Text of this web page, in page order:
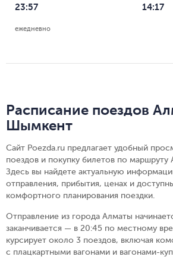
23:57 14:17
ежедневно
Расписание поездов
Шымкент
Сайт Poezda.ru предлагает удобный
поездов и покупку билетов по
Здесь вы найдете актуальную
отправления, прибытия, ценах и
комфортного планирования поездки.
Отправление из города Алматы
заканчивается — в 20:45 по местному
курсирует около 3 поездов, включая
с плацкартными вагонами и вагонами-